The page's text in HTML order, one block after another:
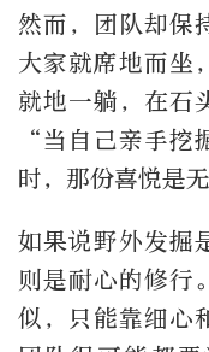
然而，团队却保
大家就席地而坐
就地一躺，在石
“当自己亲手
时，那份喜悦是
如果说野外发掘
则是耐心的修行
似，只能靠细心